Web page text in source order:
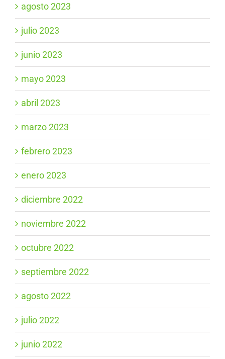
agosto 2023
julio 2023
junio 2023
mayo 2023
abril 2023
marzo 2023
febrero 2023
enero 2023
diciembre 2022
noviembre 2022
octubre 2022
septiembre 2022
agosto 2022
julio 2022
junio 2022